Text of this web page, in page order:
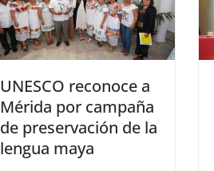
UNESCO reconoce a
Mérida por campaña
de preservación de la
lengua maya